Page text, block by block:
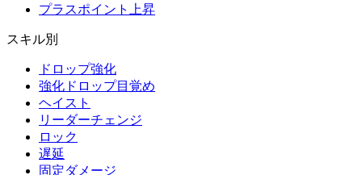
プラスポイント上昇
スキル別
ドロップ強化
強化ドロップ目覚め
ヘイスト
リーダーチェンジ
ロック
遅延
固定ダメージ